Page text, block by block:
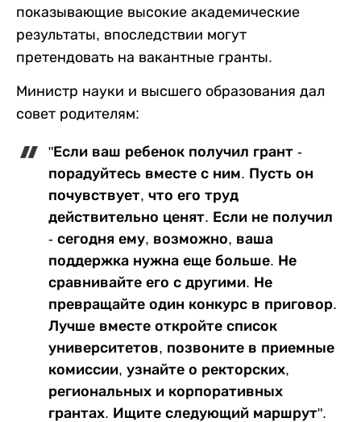
показывающие высокие академические
результаты, впоследствии могут
претендовать на вакантные гранты.
Министр науки и высшего образования дал
совет родителям:
"Если ваш ребенок получил грант -
порадуйтесь вместе с ним. Пусть он
почувствует, что его труд
действительно ценят. Если не получил
- сегодня ему, возможно, ваша
поддержка нужна еще больше. Не
сравнивайте его с другими. Не
превращайте один конкурс в приговор.
Лучше вместе откройте список
университетов, позвоните в приемные
комиссии, узнайте о ректорских,
региональных и корпоративных
грантах. Ищите следующий маршрут".